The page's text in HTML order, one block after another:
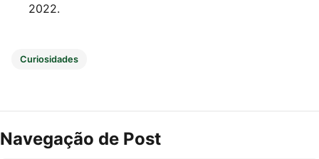
2022.
Curiosidades
Navegação de Post